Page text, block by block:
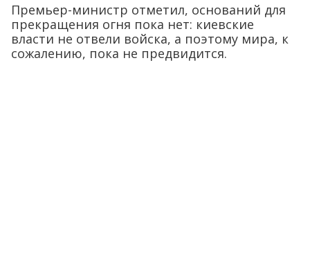
Премьер-министр отметил, оснований для
прекращения огня пока нет: киевские
власти не отвели войска, а поэтому мира, к
сожалению, пока не предвидится.